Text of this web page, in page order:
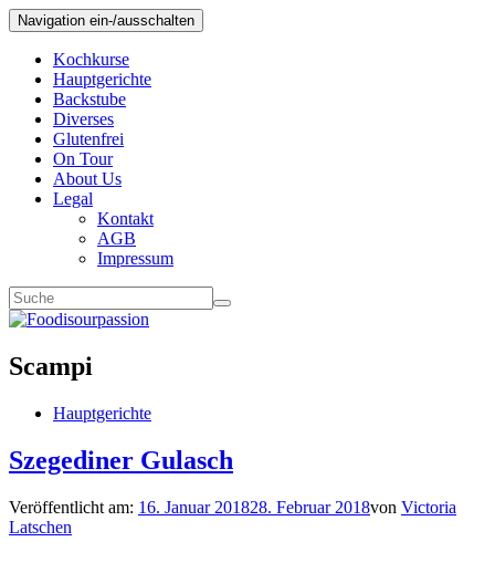
Navigation ein-/ausschalten
Kochkurse
Hauptgerichte
Backstube
Diverses
Glutenfrei
On Tour
About Us
Legal
Kontakt
AGB
Impressum
Scampi
Hauptgerichte
Szegediner Gulasch
Veröffentlicht am: 16. Januar 201828. Februar 2018von Victoria
Latschen